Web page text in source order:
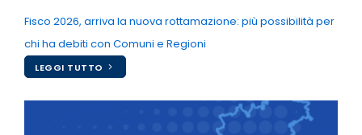
Fisco 2026, arriva la nuova rottamazione: più possibilità per
chi ha debiti con Comuni e Regioni
LEGGI TUTTO